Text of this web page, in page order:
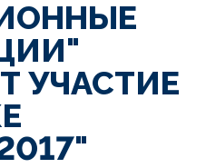
УЧАСТИЕ